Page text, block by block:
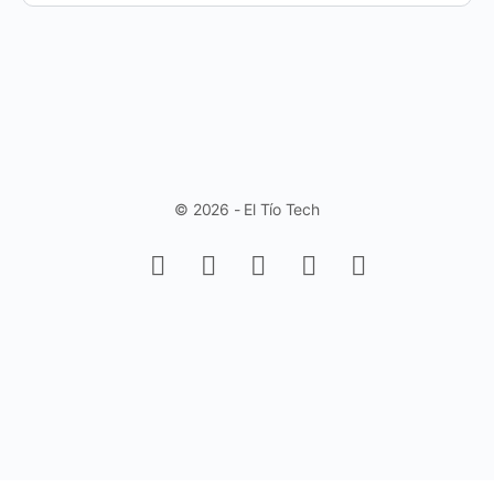
© 2026 - El Tío Tech